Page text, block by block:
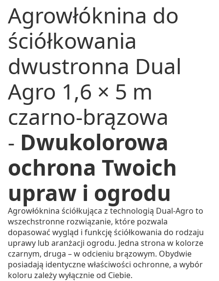
Agrowłóknina do
ściółkowania
dwustronna Dual
Agro 1,6 × 5 m
czarno-brązowa
- Dwukolorowa
ochrona Twoich
upraw i ogrodu
Agrowłóknina ściółkująca z technologią Dual-Agro to
wszechstronne rozwiązanie, które pozwala
dopasować wygląd i funkcję ściółkowania do rodzaju
uprawy lub aranżacji ogrodu. Jedna strona w kolorze
czarnym, druga – w odcieniu brązowym. Obydwie
posiadają identyczne właściwości ochronne, a wybór
koloru zależy wyłącznie od Ciebie.